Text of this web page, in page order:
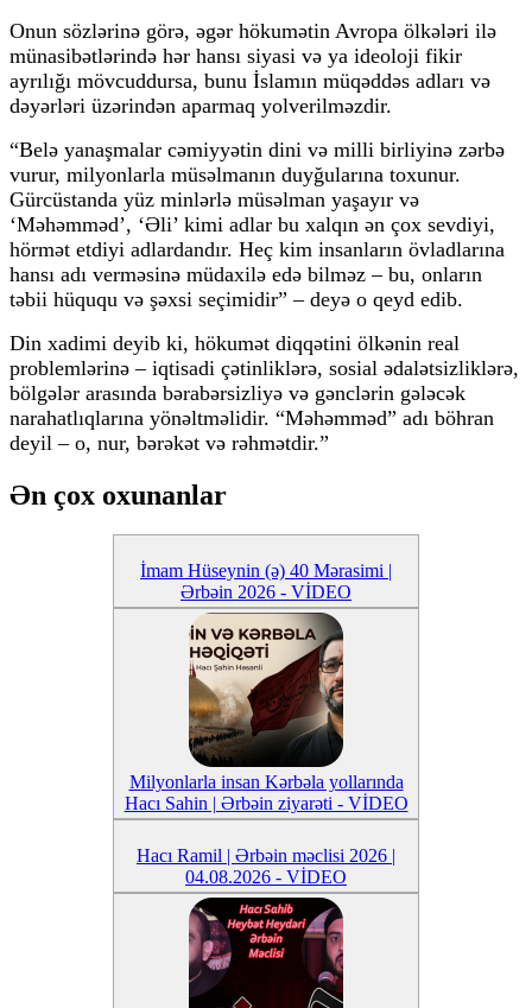
Onun sözlərinə görə, əgər hökumətin Avropa ölkələri ilə
münasibətlərində hər hansı siyasi və ya ideoloji fikir
ayrılığı mövcuddursa, bunu İslamın müqəddəs adları və
dəyərləri üzərindən aparmaq yolverilməzdir.
“Belə yanaşmalar cəmiyyətin dini və milli birliyinə zərbə
vurur, milyonlarla müsəlmanın duyğularına toxunur.
Gürcüstanda yüz minlərlə müsəlman yaşayır və
‘Məhəmməd’, ‘Əli’ kimi adlar bu xalqın ən çox sevdiyi,
hörmət etdiyi adlardandır. Heç kim insanların övladlarına
hansı adı verməsinə müdaxilə edə bilməz – bu, onların
təbii hüququ və şəxsi seçimidir” – deyə o qeyd edib.
Din xadimi deyib ki, hökumət diqqətini ölkənin real
problemlərinə – iqtisadi çətinliklərə, sosial ədalətsizliklərə,
bölgələr arasında bərabərsizliyə və gənclərin gələcək
narahatlıqlarına yönəltməlidir. “Məhəmməd” adı böhran
deyil – o, nur, bərəkət və rəhmətdir.”
Ən çox oxunanlar
İmam Hüseynin (ə) 40 Mərasimi |
Ərbəin 2026 - VİDEO
Milyonlarla insan Kərbəla yollarında
Hacı Sahin | Ərbəin ziyarəti - VİDEO
Hacı Ramil | Ərbəin məclisi 2026 |
04.08.2026 - VİDEO